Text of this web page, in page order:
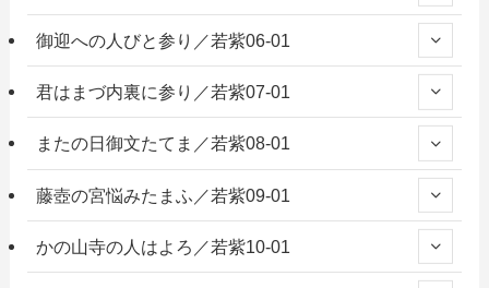
御迎への人びと参り／若紫06-01
君はまづ内裏に参り／若紫07-01
またの日御文たてま／若紫08-01
藤壺の宮悩みたまふ／若紫09-01
かの山寺の人はよろ／若紫10-01